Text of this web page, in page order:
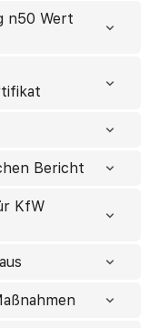
n50 Wert
Bericht
KfW